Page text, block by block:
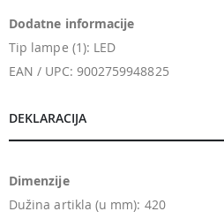
Dodatne informacije
Tip lampe (1): LED
EAN / UPC: 9002759948825
DEKLARACIJA
Dimenzije
Dužina artikla (u mm): 420